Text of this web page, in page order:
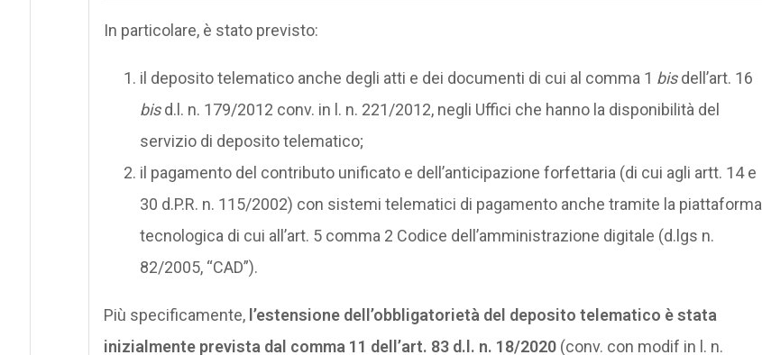
In particolare, è stato previsto:
il deposito telematico anche degli atti e dei documenti di cui al comma 1 bisdell’art. 16
bisd.l. n. 179/2012 conv. in l. n. 221/2012, negli Uffici che hanno la disponibilità del
servizio di deposito telematico;
il pagamento del contributo unificato e dell’anticipazione forfettaria (di cui agli artt. 14 e
30 d.P.R. n. 115/2002) con sistemi telematici di pagamento anche tramite la piattaforma
tecnologica di cui all’art. 5 comma 2 Codice dell’amministrazione digitale (d.lgs n.
82/2005, “CAD”).
Più specificamente,l’estensione dell’obbligatorietà del deposito telematico è stata
inizialmente prevista dal comma 11 dell’art. 83 d.l. n. 18/2020(conv. con modif in l. n.